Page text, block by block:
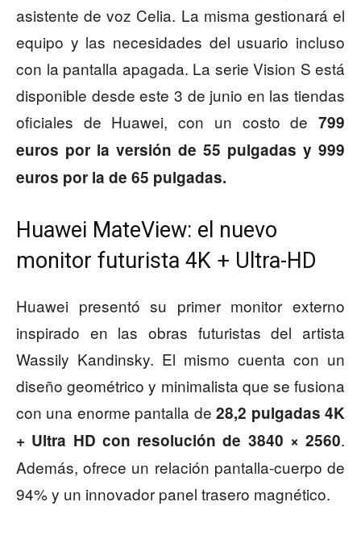
asistente de voz Celia. La misma gestionará el
equipo y las necesidades del usuario incluso
con la pantalla apagada. La serie Vision S está
disponible desde este 3 de junio en las tiendas
oficiales de Huawei, con un costo de 799
euros por la versión de 55 pulgadas y 999
euros por la de 65 pulgadas.
Huawei MateView: el nuevo
monitor futurista 4K + Ultra-HD
Huawei presentó su primer monitor externo
inspirado en las obras futuristas del artista
Wassily Kandinsky. El mismo cuenta con un
diseño geométrico y minimalista que se fusiona
con una enorme pantalla de28,2 pulgadas 4K
+ Ultra HD con resolución de 3840 × 2560.
Además, ofrece un relación pantalla-cuerpo de
94% y un innovador panel trasero magnético.